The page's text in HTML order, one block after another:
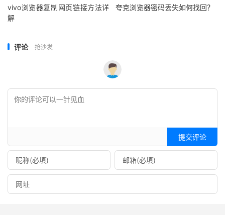
vivo浏览器复制网页链接方法详
解
夸克浏览器密码丢失如何找回？
评论 抢沙发
提交评论